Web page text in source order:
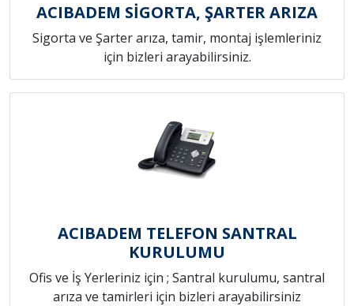
ACIBADEM SİGORTA, ŞARTER ARIZA
Sigorta ve Şarter arıza, tamir, montaj işlemleriniz
için bizleri arayabilirsiniz.
ACIBADEM TELEFON SANTRAL
KURULUMU
Ofis ve İş Yerleriniz için ; Santral kurulumu, santral
arıza ve tamirleri için bizleri arayabilirsiniz